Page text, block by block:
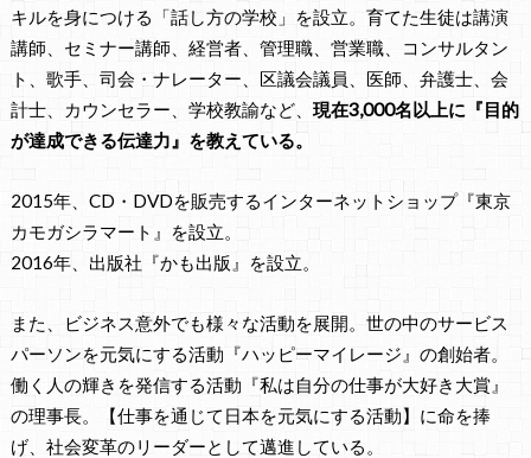
キルを身につける「話し方の学校」を設立。育てた生徒は講演
講師、セミナー講師、経営者、管理職、営業職、コンサルタン
ト、歌手、司会・ナレーター、区議会議員、医師、弁護士、会
計士、カウンセラー、学校教諭など、 現在3,000名以上に『目的
が達成できる伝達力』を教えている。
2015年、CD・DVDを販売するインターネットショップ『東京
カモガシラマート』を設立。
2016年、出版社『かも出版』を設立。
また、ビジネス意外でも様々な活動を展開。世の中のサービス
パーソンを元気にする活動『ハッピーマイレージ』の創始者。
働く人の輝きを発信する活動『私は自分の仕事が大好き大賞』
の理事長。【仕事を通じて日本を元気にする活動】に命を捧
げ、社会変革のリーダーとして邁進している。